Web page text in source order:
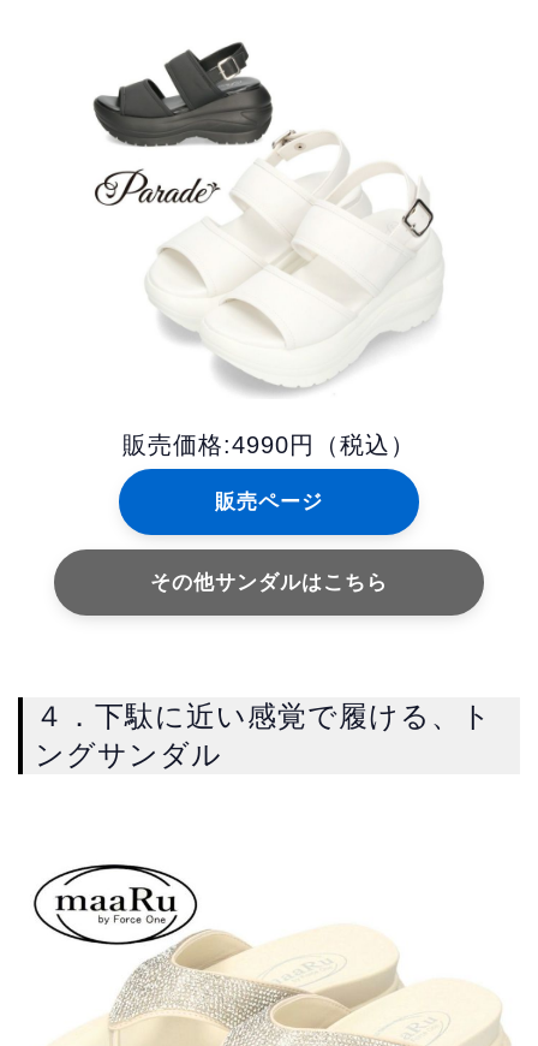
販売価格:4990円（税込）
販売ページ
その他サンダルはこちら
４．下駄に近い感覚で履ける、ト
ングサンダル